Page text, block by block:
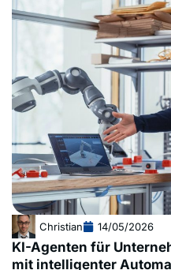
Christian 14/05/2026
KI-Agenten für
mit intelligenter